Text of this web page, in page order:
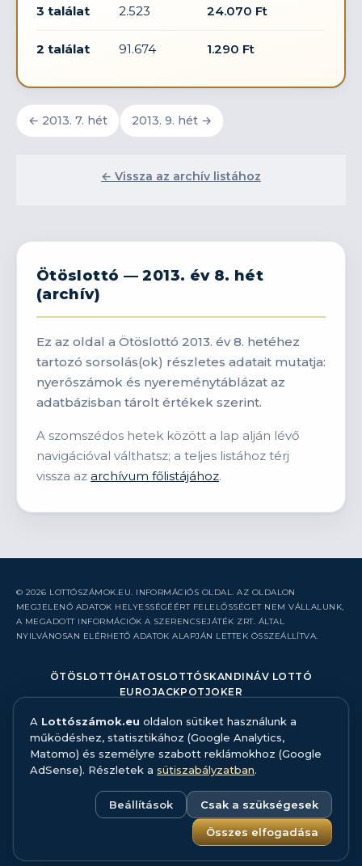
3 találat 2.523 24.070 Ft
2 találat 91.674 1.290 Ft
← 2013. 7. hét 2013. 9. hét →
← Vissza az archív listához
Ötöslottó — 2013. év 8. hét
(archív)
Ez az oldal a Ötöslottó 2013. év 8. hetéhez
tartozó sorsolás(ok) részletes adatait mutatja:
nyerőszámok és nyereménytáblázat az
adatbázisban tárolt értékek szerint.
A szomszédos hetek között a lap alján lévő
navigációval válthatsz; a teljes listához térj
vissza az archívum főlistájához.
© 2026 LOTTÓSZÁMOK.EU. INFORMÁCIÓS OLDAL. AZ OLDALON
MEGJELENŐ ADATOK HELYESSÉGÉÉRT FELELŐSSÉGET NEM VÁLLALUNK,
A MEGADOTT INFORMÁCIÓK A SZERENCSEJÁTÉK ZRT. ÁLTAL
NYILVÁNOSAN ELÉRHETŐ ADATOK ALAPJÁN LETTEK ÖSSZEÁLLÍTVA.
ÖTÖSLOTTÓHATOSLOTTÓ SKANDINÁV LOTTÓ
EUROJACKPOTJOKER
RÓLUNK
KAPCSOLAT
HIBABEJELENTÉS
ADATFORRÁS ÉS MÓDSZERTAN
ADATKEZELÉS
SÜTISZABÁLYZAT
A Lottószámok.eu oldalon sütiket használunk a
működéshez, statisztikához (Google Analytics,
Matomo) és személyre szabott reklámokhoz (Google
AdSense). Részletek a sütiszabályzatban.
Beállítások Csak a szükségesek
Összes elfogadása